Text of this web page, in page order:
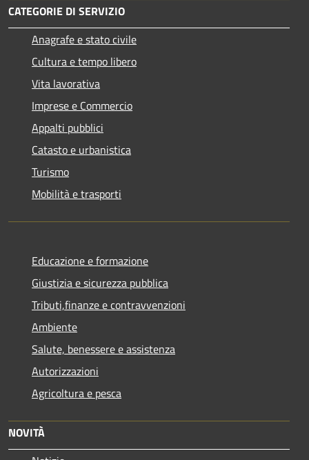
CATEGORIE DI SERVIZIO
Anagrafe e stato civile
Cultura e tempo libero
Vita lavorativa
Imprese e Commercio
Appalti pubblici
Catasto e urbanistica
Turismo
Mobilità e trasporti
Educazione e formazione
Giustizia e sicurezza pubblica
Tributi,finanze e contravvenzioni
Ambiente
Salute, benessere e assistenza
Autorizzazioni
Agricoltura e pesca
NOVITÀ